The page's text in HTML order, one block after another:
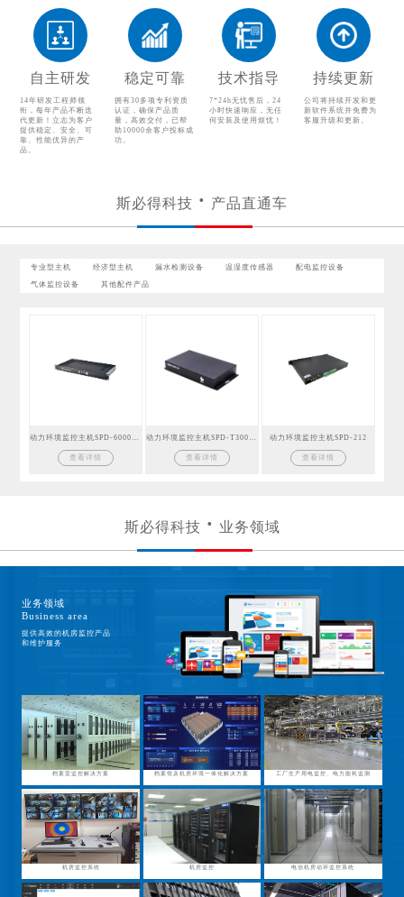
配电监控设备
气体监控设备
其他配件产品
自主研发
14年研发工程师领
衔，每年产品不断迭
代更新！立志为客户
提供稳定、安全、可
靠、性能优异的产
品。
稳定可靠
拥有30多项专利资质
认证，确保产品质
量，高效交付，已帮
助10000余客户投标成
功。
技术指导
7*24h无忧售后，24
小时快速响应，无任
何安装及使用烦忧！
持续更新
公司将持续开发和更
新软件系统并免费为
客服升级和更新。
斯必得科技 产品直通车
专业型主机 经济型主机 漏水检测设备 温湿度传感器 配电监控设备
气体监控设备 其他配件产品
查看详情 查看详情
动力环境监控主机SPD-212
查看详情
斯必得科技 业务领域
业务领域
Business area
提供高效的机房监控产品
和维护服务
档案室监控解决方案 档案馆及机房环境一体化解决方案 工厂生产用电监控、电力能耗监测
机房监控系统 机房监控 电信机房动环监控系统